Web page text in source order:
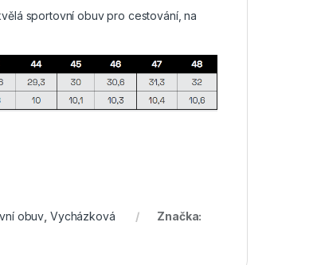
sportovní obuv pro cestování, na
obuv, Vycházková
Značka: